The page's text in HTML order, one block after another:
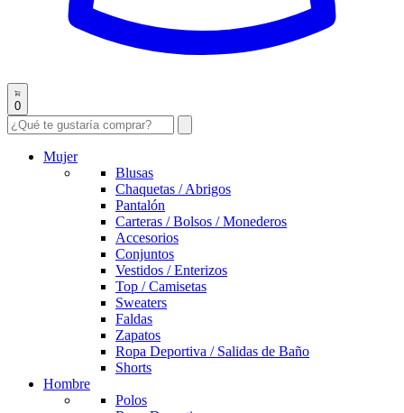
0
Mujer
Blusas
Chaquetas / Abrigos
Pantalón
Carteras / Bolsos / Monederos
Accesorios
Conjuntos
Vestidos / Enterizos
Top / Camisetas
Sweaters
Faldas
Zapatos
Ropa Deportiva / Salidas de Baño
Shorts
Hombre
Polos